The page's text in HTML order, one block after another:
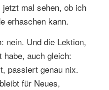
mal sehen, ob ich
erhaschen kann.
nein. Und die Lektion,
habe, auch gleich:
passiert genau nix.
für Neues,